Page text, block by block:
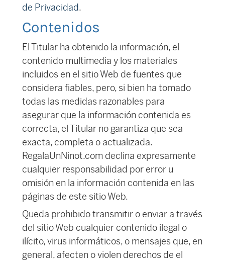
de Privacidad.
Contenidos
El Titular ha obtenido la información, el
contenido multimedia y los materiales
incluidos en el sitio Web de fuentes que
considera fiables, pero, si bien ha tomado
todas las medidas razonables para
asegurar que la información contenida es
correcta, el Titular no garantiza que sea
exacta, completa o actualizada.
RegalaUnNinot.com declina expresamente
cualquier responsabilidad por error u
omisión en la información contenida en las
páginas de este sitio Web.
Queda prohibido transmitir o enviar a través
del sitio Web cualquier contenido ilegal o
ilícito, virus informáticos, o mensajes que, en
general, afecten o violen derechos de el